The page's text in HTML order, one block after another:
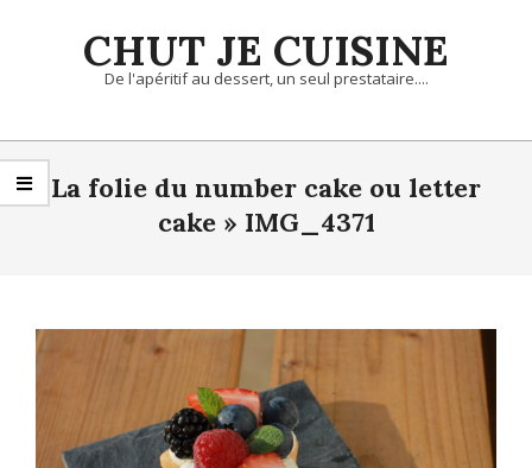
CHUT JE CUISINE
De l'apéritif au dessert, un seul prestataire....
Primary
Navigation
Menu La folie du number cake ou letter
cake » IMG_4371